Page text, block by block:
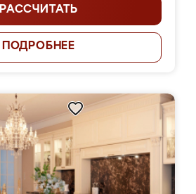
РАССЧИТАТЬ
ПОДРОБНЕЕ